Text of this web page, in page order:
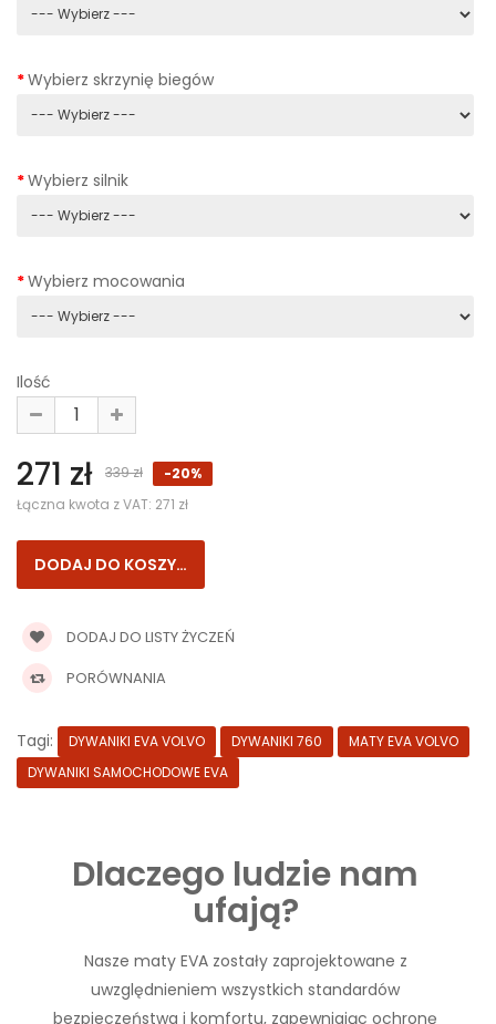
Wybierz skrzynię biegów
Wybierz silnik
Wybierz mocowania
Ilość
271 zł 339 zł
-20%
Łączna kwota z VAT: 271 zł
DODAJ DO LISTY ŻYCZEŃ
PORÓWNANIA
Tagi: DYWANIKI EVA VOLVO DYWANIKI 760
MATY EVA VOLVO
DYWANIKI SAMOCHODOWE EVA
Dlaczego ludzie nam
ufają?
Nasze maty EVA zostały zaprojektowane z
uwzględnieniem wszystkich standardów
bezpieczeństwa i komfortu, zapewniając ochronę